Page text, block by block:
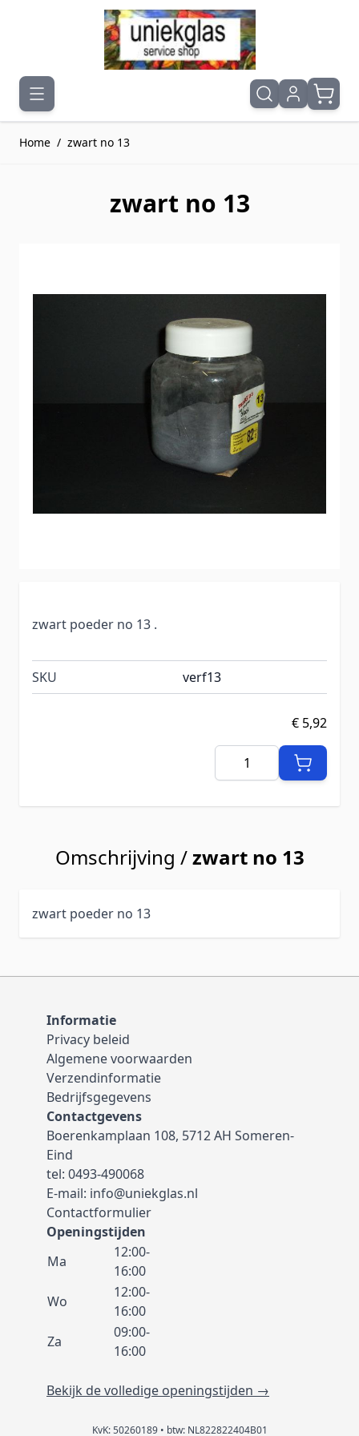
Ga naar de inhoud
Home / zwart no 13
zwart no 13
zwart poeder no 13 .
SKU verf13
€ 5,92
Aantal
Omschrijving /zwart no 13
zwart poeder no 13
Informatie
Privacy beleid
Algemene voorwaarden
Verzendinformatie
Bedrijfsgegevens
Contactgevens
Boerenkamplaan 108, 5712 AH Someren-
Eind
tel: 0493-490068
E-mail: info@uniekglas.nl
Contactformulier
Openingstijden
Ma
12:00-
16:00
Wo
12:00-
16:00
Za
09:00-
16:00
Bekijk de volledige openingstijden →
KvK: 50260189 • btw: NL822822404B01